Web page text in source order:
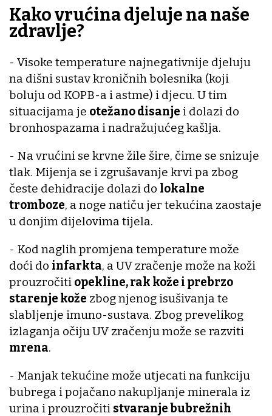
Kako vrućina djeluje na naše
zdravlje?
- Visoke temperature najnegativnije djeluju
na dišni sustav kroničnih bolesnika (koji
boluju od KOPB-a i astme) i djecu. U tim
situacijama je otežano disanje i dolazi do
bronhospazama i nadražujućeg kašlja.
- Na vrućini se krvne žile šire, čime se snizuje
tlak. Mijenja se i zgrušavanje krvi pa zbog
česte dehidracije dolazi do lokalne
tromboze, a noge natiču jer tekućina zaostaje
u donjim dijelovima tijela.
- Kod naglih promjena temperature može
doći do infarkta, a UV zračenje može na koži
prouzročiti opekline, rak kože i prebrzo
starenje kože zbog njenog isušivanja te
slabljenje imuno-sustava. Zbog prevelikog
izlaganja očiju UV zračenju može se razviti
mrena.
- Manjak tekućine može utjecati na funkciju
bubrega i pojačano nakupljanje minerala iz
urina i prouzročiti stvaranje bubrežnih